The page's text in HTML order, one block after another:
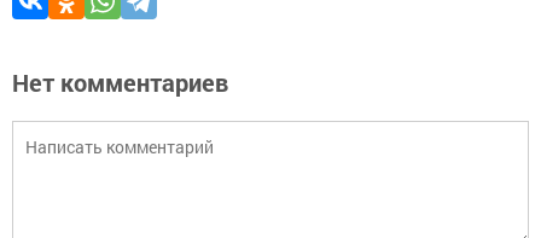
Нет комментариев